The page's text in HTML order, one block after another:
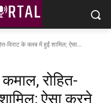
विराट के क्लब में हुईं शामिल; ऐसा...
रोहित-
ऐसा करने